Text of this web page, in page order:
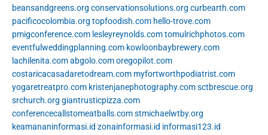
beansandgreens.org conservationsolutions.org curbearth.com
pacificocolombia.org topfoodish.com hello-trove.com
pmigconference.com lesleyreynolds.comtomulrichphotos.com
eventfulweddingplanning.com kowloonbaybrewery.com
lachilenita.comabgolo.comoregopilot.com
costaricacasadaretodream.com myfortworthpodiatrist.com
yogaretreatpro.com kristenjanephotography.comsctbrescue.org
srchurch.org giantrusticpizza.com
conferencecallstomeatballs.comstmichaelwtby.org
keamananinformasi.id zonainformasi.id informasi123.id